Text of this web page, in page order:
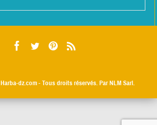
Harba-dz.com- Tous droits réservés. Par NLM Sarl.